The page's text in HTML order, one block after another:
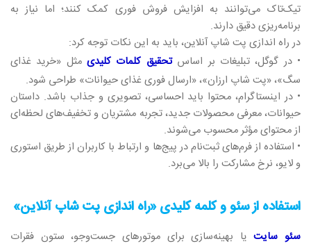
تیک‌تاک می‌توانند به افزایش فروش فوری کمک کنند؛ اما نیاز به
برنامه‌ریزی دقیق دارند.
در راه‌ اندازی پت شاپ آنلاین، باید به این نکات توجه کرد:
• در گوگل، تبلیغات بر اساستحقیق کلمات کلیدیمثل «خرید غذای
سگ»، «پت شاپ ارزان»، «ارسال فوری غذای حیوانات» طراحی شود.
• در اینستاگرام، محتوا باید احساسی، تصویری و جذاب باشد. داستان
حیوانات، معرفی محصولات جدید، تجربه مشتریان و تخفیف‌های لحظه‌ای
از محتوای مؤثر محسوب می‌شوند.
• استفاده از فرم‌های ثبت‌نام در پیج‌ها و ارتباط با کاربران از طریق استوری
و لایو، نرخ مشارکت را بالا می‌برد.
استفاده از سئو و کلمه کلیدی «راه‌ اندازی پت شاپ آنلاین»
سئو سایتیا بهینه‌سازی برای موتورهای جست‌وجو، ستون فقرات